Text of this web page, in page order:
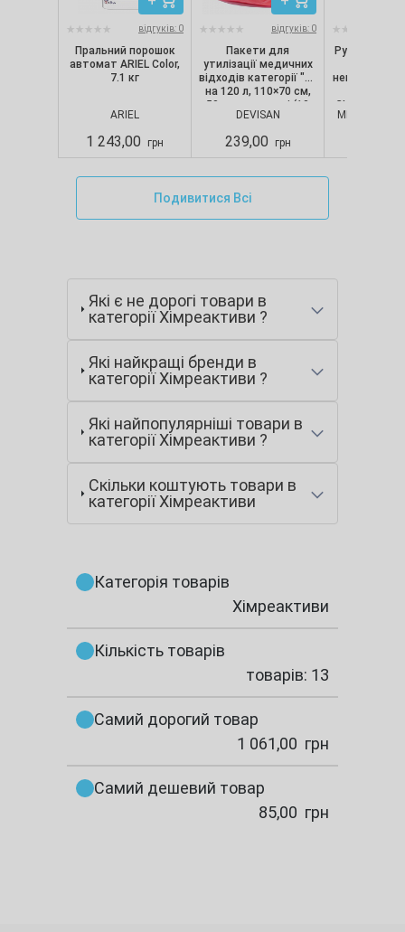
відгуків: 0
Пральний порошок
автомат ARIEL Color,
7.1 кг
ARIEL
1 243,00 грн
відгуків: 0
Пакети для
утилізації медичних
відходів категорії "B"
на 120 л, 110×70 см,
50 мкм, червоні (10
шт./уп.), Devisan
DEVISAN
239,00 грн
Рукавички
непопудрені,
CLASSIC,
MERCATOR
Подивитися Всі
Які є не дорогі товари в
категорії Хімреактиви ?
Які найкращі бренди в
категорії Хімреактиви ?
Які найпопулярніші товари в
категорії Хімреактиви ?
Скільки коштують товари в
категорії Хімреактиви
Категорія товарів
Хімреактиви
Кількість товарів
товарів: 13
Самий дорогий товар
1 061,00 грн
Самий дешевий товар
85,00 грн